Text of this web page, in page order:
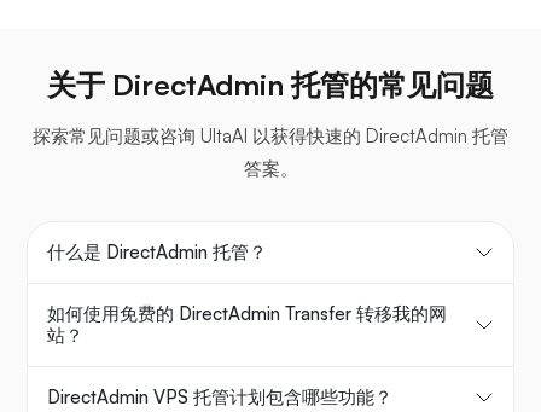
关于 DirectAdmin 托管的常见问题
探索常见问题或咨询 UltaAI 以获得快速的 DirectAdmin 托管
答案。
什么是 DirectAdmin 托管？
如何使用免费的 DirectAdmin Transfer 转移我的网
站？
DirectAdmin VPS 托管计划包含哪些功能？